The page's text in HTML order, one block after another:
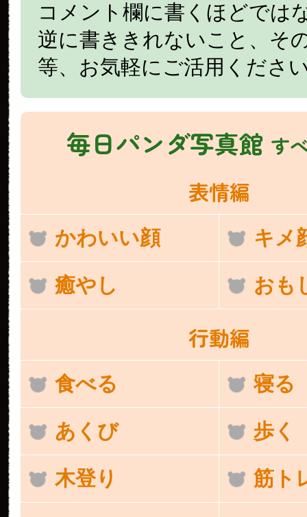
コメント欄に書くほどでは
逆に書ききれないこと、そ
等、お気軽にご活用くださ
毎日パンダ写真館 す
表情編
かわいい顔 キメ
癒やし おも
行動編
食べる 寝る
あくび 歩く
木登り 筋ト